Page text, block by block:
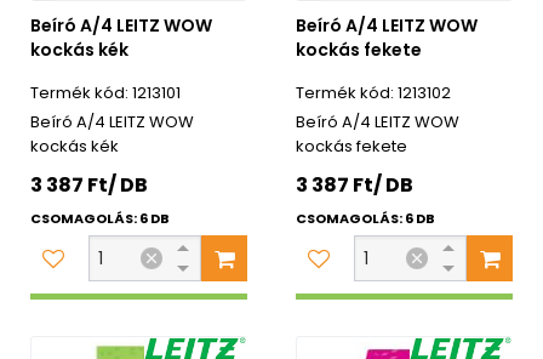
Beíró A/4 LEITZ WOW
kockás kék
1213101
Beíró A/4 LEITZ WOW
kockás kék
3 387 Ft/ DB
CSOMAGOLÁS: 6 DB
Beíró A/4 LEITZ WOW
kockás fekete
1213102
Beíró A/4 LEITZ WOW
kockás fekete
3 387 Ft/ DB
CSOMAGOLÁS: 6 DB